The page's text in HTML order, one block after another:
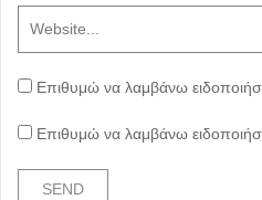
Επιθυμώ να λαμβάνω
Επιθυμώ να λαμβάνω